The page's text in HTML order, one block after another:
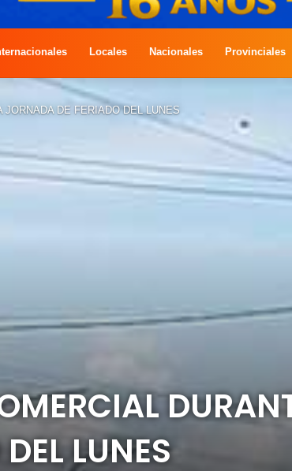
Locales Nacionales Provinciales
DE FERIADO DEL LUNES
LUNES